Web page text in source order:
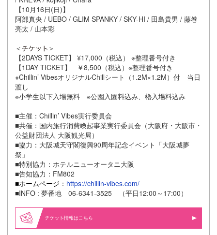
【10月16日(日)】
阿部真央 / UEBO / GLIM SPANKY / SKY-HI / 田島貴男 / 藤巻
亮太 / 山本彩
＜
＞
【2DAYS TICKET】 ¥17,000（税込） ※整理番号付き
【1DAY TICKET】 ￥8,500（税込）※整理番号付き
※Chillin’ VibesオリジナルChillシート（1.2M×1.2M）付 当日
渡し
※小学生以下入場無料 ※公園入園料込み、櫓入場料込み
■主催：Chillin’ Vibes実行委員会
■共催：国内旅行消費喚起事業実行委員会（大阪府・大阪市・
公益財団法人 大阪観光局）
■協力：大阪城天守閣復興90周年記念イベント「大阪城夢
祭」
■特別協力：ホテルニューオータニ大阪
■告知協力：FM802
■ホームページ： https://chillin-vibes.com/
■INFO : 夢番地 06-6341-3525 （平日12:00～17:00）
情報はこちら